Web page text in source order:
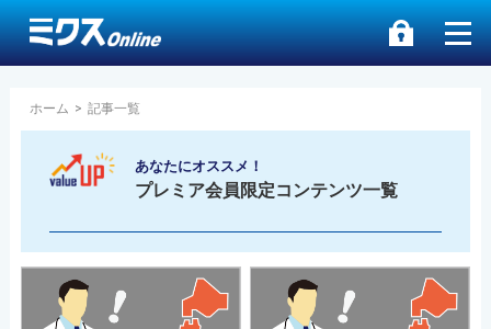
ホーム > 記事一覧
あなたにオススメ！
プレミア会員限定コンテンツ一覧